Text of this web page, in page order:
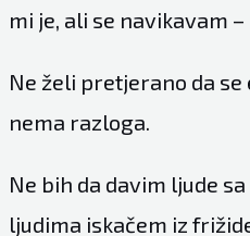
mi je, ali se navikavam –
Ne želi pretjerano da
nema razloga.
Ne bih da davim ljude
ljudima iskačem iz